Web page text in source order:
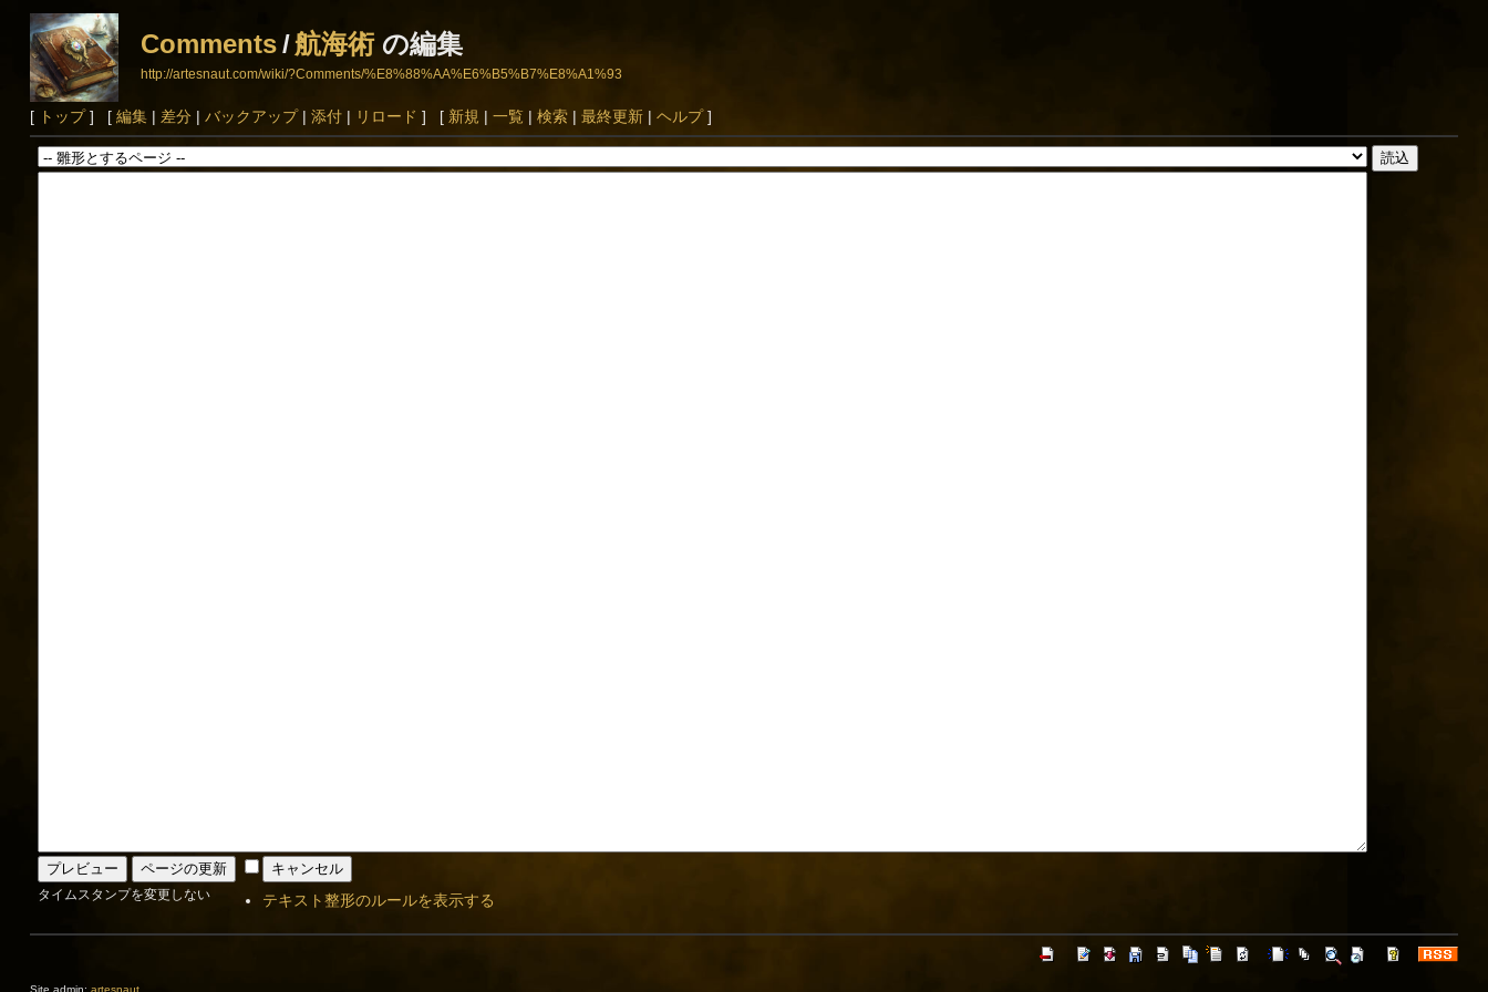
Comments/航海術の編集
http://artesnaut.com/wiki/?Comments/%E8%88%AA%E6%B5%B7%E8%A1%93
[ トップ] [ 編集| 差分| バックアップ| 添付| リロード ] [ 新規 | 一覧| 検索| 最終更新| ヘルプ]
タイムスタンプを変更しない テキスト整形のルールを表示する
Site admin: artesnaut